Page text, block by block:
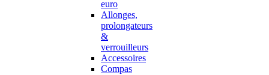
euro
Allonges,
prolongateurs
&
verrouilleurs
Accessoires
Compas